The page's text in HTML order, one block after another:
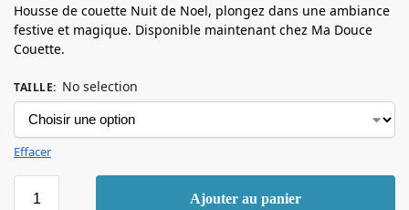
Housse de couette Nuit de Noel, plongez dans une ambiance
festive et magique. Disponible maintenant chez Ma Douce
Couette.
TAILLE: No selection
Effacer
Ajouter au panier